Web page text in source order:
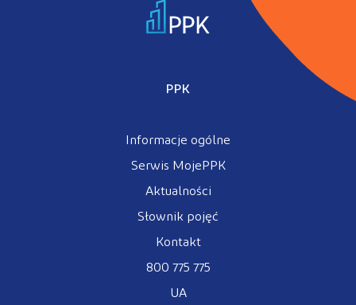
PPK
Informacje ogólne
Serwis MojePPK
Aktualności
Słownik pojęć
Kontakt
800 775 775
UA